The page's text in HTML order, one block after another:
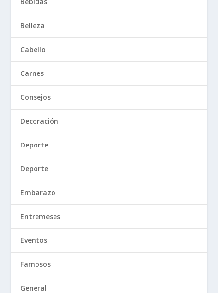
Belleza
Cabello
Carnes
Consejos
Decoración
Deporte
Deporte
Embarazo
Entremeses
Eventos
Famosos
General